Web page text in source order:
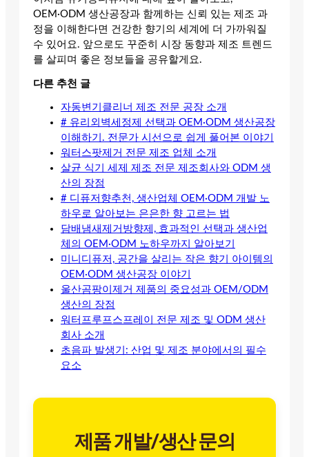
OEM·ODM 생산공장과 함께하는 신뢰 있는 제조 과
정을 이해한다면 건강한 향기의 세계에 더 가까워질
수 있어요. 앞으로도 꾸준히 시장 동향과 제조 트렌드
를 살피며 좋은 정보들을 공유할게요.
다른 추천 글
자동변기클리너 제조 전문 공장 소개
# 유리외벽세정제 선택과 OEM·ODM 생산공장
이해하기. 전문가 시선으로 쉽게 풀어본 이야기
워터스팟제거 전문 제조 업체 소개
살균 식기 세제 제조 전문 제조회사와 ODM 생
산의 장점
# 디퓨저향추천, 생산업체 OEM·ODM 개발 노
하우로 알아보는 은은한 향 고르는 법
담배냄새제거방향제, 효과적인 선택과 생산업
체의 OEM·ODM 노하우까지 알아보기
미니디퓨저, 공간을 살리는 작은 향기 아이템의
OEM·ODM 생산공장 이야기
울산곰팡이제거 제품의 중요성과 OEM/ODM
생산의 장점
워터프루프스프레이 전문 제조 및 ODM 생산
회사 소개
초음파 발생기: 산업 및 제조 분야에서의 필수
요소
제품 개발/생산 문의